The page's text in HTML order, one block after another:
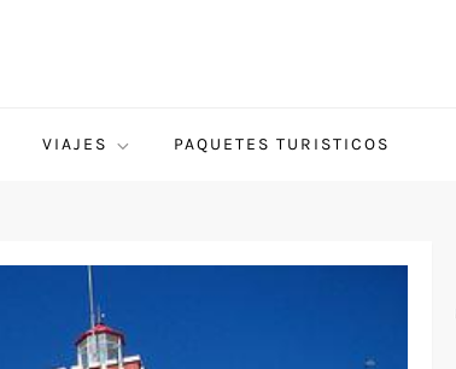
VIAJES PAQUETES TURISTICOS